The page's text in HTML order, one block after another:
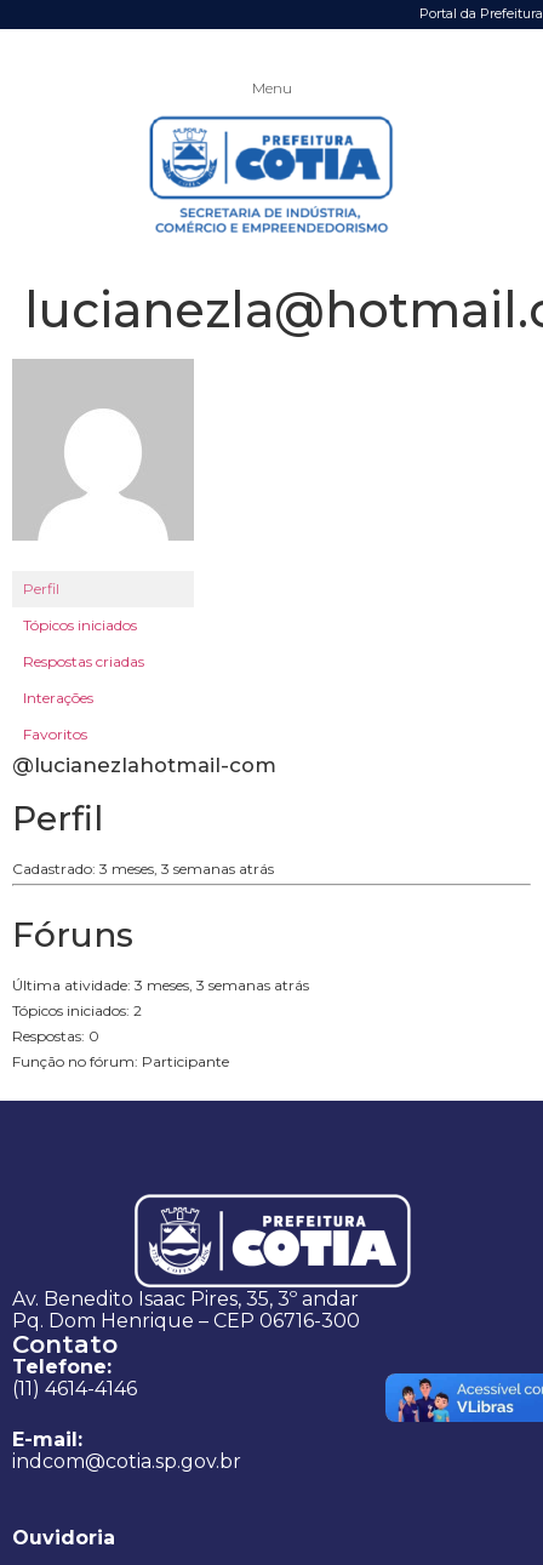
Portal da Prefeitura
Menu
Perfil
Tópicos iniciados
Respostas criadas
Interações
Favoritos
@lucianezlahotmail-com
Perfil
Cadastrado: 3 meses, 3 semanas atrás
Fóruns
Última atividade: 3 meses, 3 semanas atrás
Tópicos iniciados: 2
Respostas: 0
Função no fórum: Participante
Av. Benedito Isaac Pires, 35, 3º andar
Pq. Dom Henrique – CEP 06716-300
Contato
Telefone:
(11) 4614-4146
E-mail:
indcom@cotia.sp.gov.br
Ouvidoria